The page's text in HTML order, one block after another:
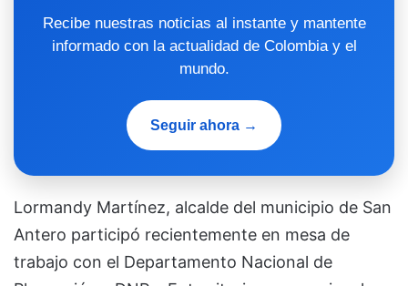
Recibe nuestras noticias al instante y mantente
informado con la actualidad de Colombia y el
mundo.
Seguir ahora →
Lormandy Martínez, alcalde del municipio de San
Antero participó recientemente en mesa de
trabajo con el Departamento Nacional de